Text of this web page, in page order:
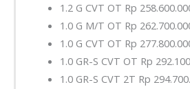
1.2 G CVT OT Rp
1.0 G M/T OT Rp
1.0 G CVT OT Rp
1.0 GR-S CVT OT Rp
1.0 GR-S CVT 2T Rp